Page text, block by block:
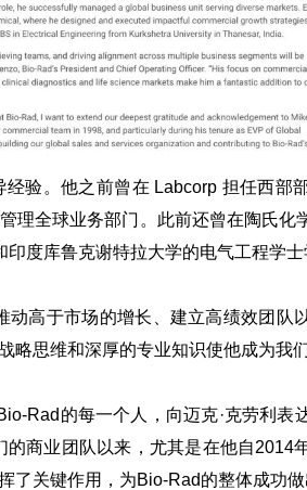
经验。他之前曾在 Labcorp 担任西部
理全球业务部门。此前还曾在陶氏化
度库鲁克谢特拉大学的电气工程学士
动高于市场的增长、建立高绩效团队
思维和深厚的专业知识使他成为我
Rad的每一个人，向迈克·克劳利表
商业团队以来，尤其是在他自2014
了关键作用，为Bio-Rad的整体成功做